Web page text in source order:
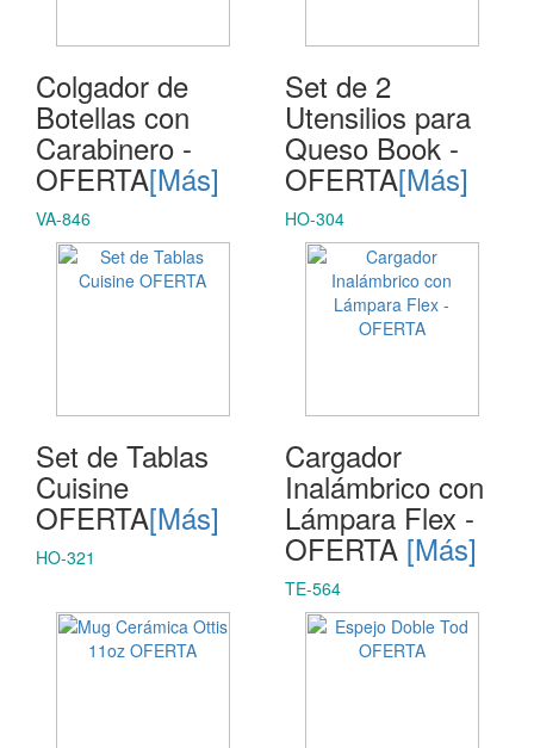
Colgador de
Botellas con
Carabinero -
OFERTA[Más]
VA-846
Set de 2
Utensilios para
Queso Book -
OFERTA[Más]
HO-304
Set de Tablas
Cuisine
OFERTA[Más]
HO-321
Cargador
Inalámbrico con
Lámpara Flex -
OFERTA [Más]
TE-564